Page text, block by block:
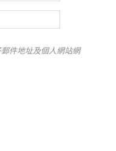
件地址及個人網站網